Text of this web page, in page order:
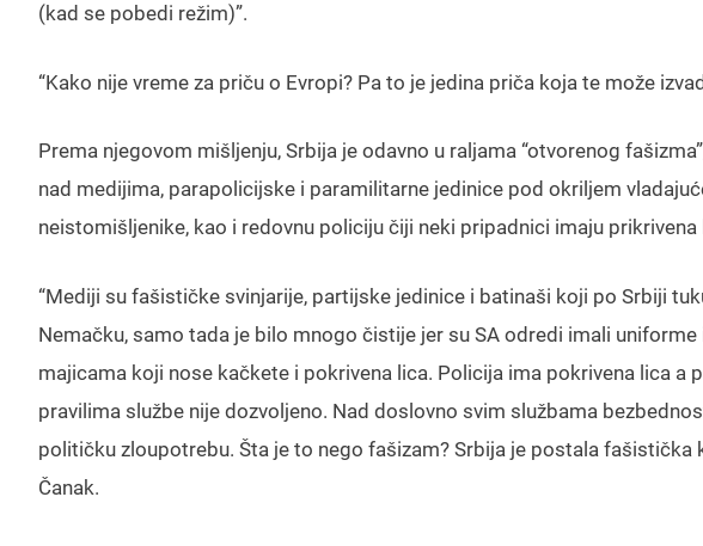
(kad se pobedi režim)”.
“Kako nije vreme za priču o Evropi? Pa to je jedina priča koja te može
Prema njegovom mišljenju, Srbija je odavno u raljama “otvorenog
nad medijima, parapolicijske i paramilitarne jedinice pod okriljem
neistomišljenike, kao i redovnu policiju čiji neki pripadnici imaju
“Mediji su fašističke svinjarije, partijske jedinice i batinaši koji po Srbiji
Nemačku, samo tada je bilo mnogo čistije jer su SA odredi imali
majicama koji nose kačkete i pokrivena lica. Policija ima pokrivena lica a
pravilima službe nije dozvoljeno. Nad doslovno svim službama
političku zloupotrebu. Šta je to nego fašizam? Srbija je postala fašistička
Čanak.